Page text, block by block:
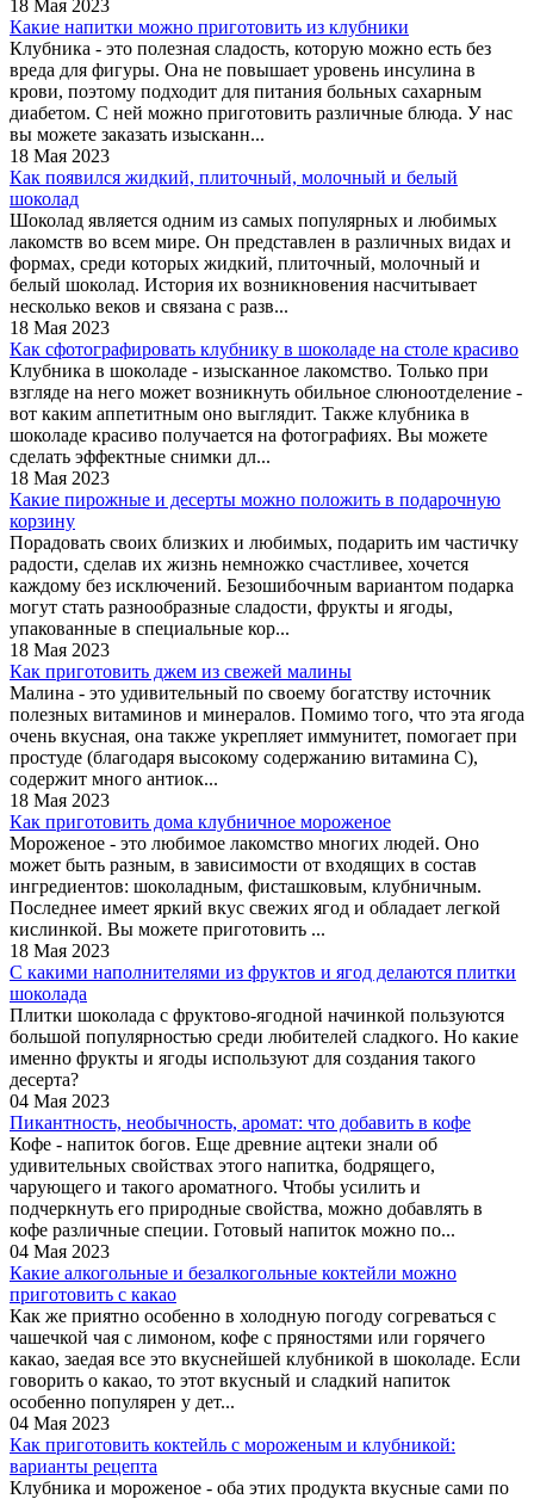
18 Мая 2023
Какие напитки можно приготовить из клубники
Клубника - это полезная сладость, которую можно есть без
вреда для фигуры. Она не повышает уровень инсулина в
крови, поэтому подходит для питания больных сахарным
диабетом. С ней можно приготовить различные блюда. У нас
вы можете заказать изысканн...
18 Мая 2023
Как появился жидкий, плиточный, молочный и белый
шоколад
Шоколад является одним из самых популярных и любимых
лакомств во всем мире. Он представлен в различных видах и
формах, среди которых жидкий, плиточный, молочный и
белый шоколад. История их возникновения насчитывает
несколько веков и связана с разв...
18 Мая 2023
Как сфотографировать клубнику в шоколаде на столе красиво
Клубника в шоколаде - изысканное лакомство. Только при
взгляде на него может возникнуть обильное слюноотделение -
вот каким аппетитным оно выглядит. Также клубника в
шоколаде красиво получается на фотографиях. Вы можете
сделать эффектные снимки дл...
18 Мая 2023
Какие пирожные и десерты можно положить в подарочную
корзину
Порадовать своих близких и любимых, подарить им частичку
радости, сделав их жизнь немножко счастливее, хочется
каждому без исключений. Безошибочным вариантом подарка
могут стать разнообразные сладости, фрукты и ягоды,
упакованные в специальные кор...
18 Мая 2023
Как приготовить джем из свежей малины
Малина - это удивительный по своему богатству источник
полезных витаминов и минералов. Помимо того, что эта ягода
очень вкусная, она также укрепляет иммунитет, помогает при
простуде (благодаря высокому содержанию витамина С),
содержит много антиок...
18 Мая 2023
Как приготовить дома клубничное мороженое
Мороженое - это любимое лакомство многих людей. Оно
может быть разным, в зависимости от входящих в состав
ингредиентов: шоколадным, фисташковым, клубничным.
Последнее имеет яркий вкус свежих ягод и обладает легкой
кислинкой. Вы можете приготовить ...
18 Мая 2023
С какими наполнителями из фруктов и ягод делаются плитки
шоколада
Плитки шоколада с фруктово-ягодной начинкой пользуются
большой популярностью среди любителей сладкого. Но какие
именно фрукты и ягоды используют для создания такого
десерта?
04 Мая 2023
Пикантность, необычность, аромат: что добавить в кофе
Кофе - напиток богов. Еще древние ацтеки знали об
удивительных свойствах этого напитка, бодрящего,
чарующего и такого ароматного. Чтобы усилить и
подчеркнуть его природные свойства, можно добавлять в
кофе различные специи. Готовый напиток можно по...
04 Мая 2023
Какие алкогольные и безалкогольные коктейли можно
приготовить с какао
Как же приятно особенно в холодную погоду согреваться с
чашечкой чая с лимоном, кофе с пряностями или горячего
какао, заедая все это вкуснейшей клубникой в шоколаде. Если
говорить о какао, то этот вкусный и сладкий напиток
особенно популярен у дет...
04 Мая 2023
Как приготовить коктейль с мороженым и клубникой:
варианты рецепта
Клубника и мороженое - оба этих продукта вкусные сами по